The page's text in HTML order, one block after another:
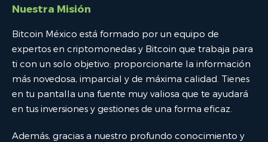
Nuestra Misión
Bitcoin México está formado por un equipo de
expertos en criptomonedas y Bitcoin que trabaja para
ti con un solo objetivo: proporcionarte la información
más novedosa, imparcial y de máxima calidad. Tienes
en tu pantalla una fuente muy valiosa que te ayudará
en tus inversiones y gestiones de una forma eficaz.
Además, gracias a nuestro profundo conocimiento y